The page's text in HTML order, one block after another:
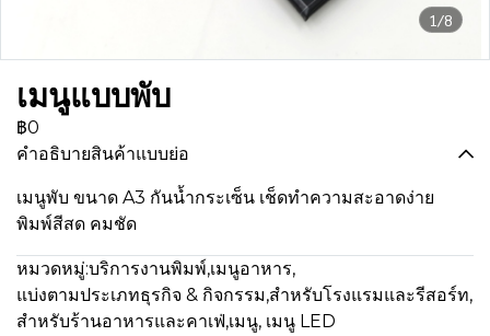
1/8
เมนูแบบพับ
฿0
คำอธิบายสินค้าแบบย่อ
เมนูพับ ขนาด A3 กันน้ำกระเซ็น เช็ดทำความสะอาดง่าย
พิมพ์สีสด คมชัด
หมวดหมู่:บริการงานพิมพ์,เมนูอาหาร,
แบ่งตามประเภทธุรกิจ & กิจกรรม,สำหรับโรงแรมและรีสอร์ท,
สำหรับร้านอาหารและคาเฟ่,เมนู, เมนู LED